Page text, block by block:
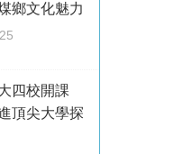
鄉文化魅力
四校開課
頂尖大學探